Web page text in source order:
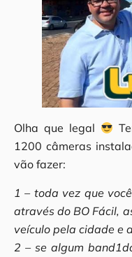
Olha que legal
1200 câmeras
vão fazer:
1 – toda vez que
através do BO Fácil,
veículo pela cidade e
2 – se algum